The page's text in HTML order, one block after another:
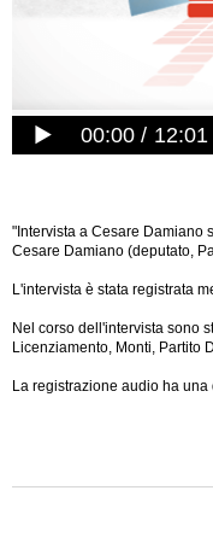
00:00 12:01
"Intervista a Cesare Damiano
Cesare Damiano (deputato,
L'intervista è stata registrata
Nel corso dell'intervista sono
Licenziamento, Monti, Partito
La registrazione audio ha